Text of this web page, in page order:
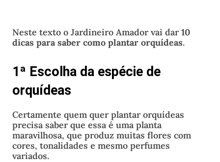
Neste texto o Jardineiro Amador vai dar 10
dicas para saber como plantar orquídeas.
1ª Escolha da espécie de
orquídeas
Certamente quem quer plantar orquídeas
precisa saber que essa é uma planta
maravilhosa, que produz muitas flores com
cores, tonalidades e mesmo perfumes
variados.